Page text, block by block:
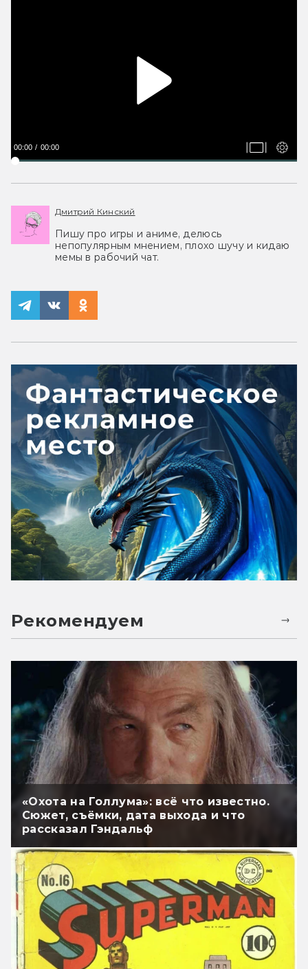
00:00 00:00
Дмитрий Кинский
Пишу про игры и аниме, делюсь
непопулярным мнением, плохо шучу и кидаю
мемы в рабочий чат.
Рекомендуем
«Охота на Голлума»: всё что известно.
Сюжет, съёмки, дата выхода и что
рассказал Гэндальф